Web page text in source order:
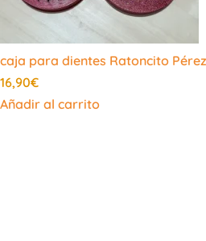
caja para dientes Ratoncito
16,90€
Añadir al carrito